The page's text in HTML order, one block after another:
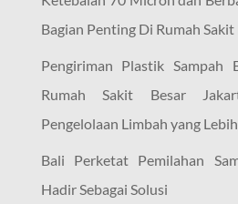
Bagian Penting Di Rumah
Pengiriman Plastik Sampah
Rumah Sakit Besar
Pengelolaan Limbah yang
Bali Perketat Pemilahan
Hadir Sebagai Solusi